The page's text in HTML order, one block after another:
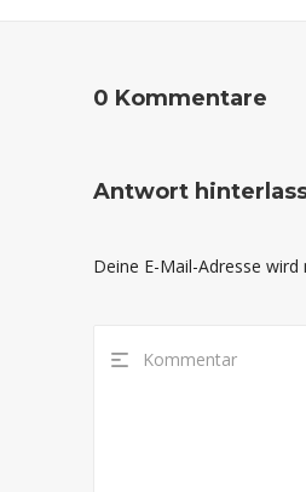
0 Kommentare
Antwort
Deine E-Mail-Adresse